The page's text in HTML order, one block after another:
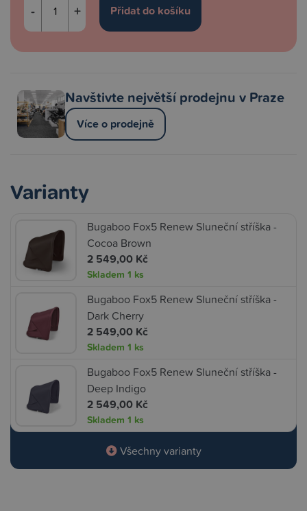
- +
Navštivte největší prodejnu v Praze
Více o prodejně
Varianty
Bugaboo Fox5 Renew Sluneční stříška -
Cocoa Brown
2 549,00 Kč
Skladem 1 ks
Bugaboo Fox5 Renew Sluneční stříška -
Dark Cherry
2 549,00 Kč
Skladem 1 ks
Bugaboo Fox5 Renew Sluneční stříška -
Deep Indigo
2 549,00 Kč
Skladem 1 ks
Všechny varianty